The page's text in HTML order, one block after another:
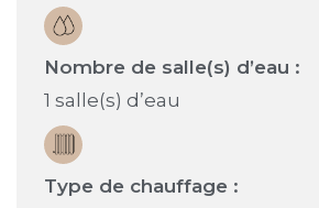
Nombre de salle(s) d’eau :
1 salle(s) d’eau
Type de chauffage :